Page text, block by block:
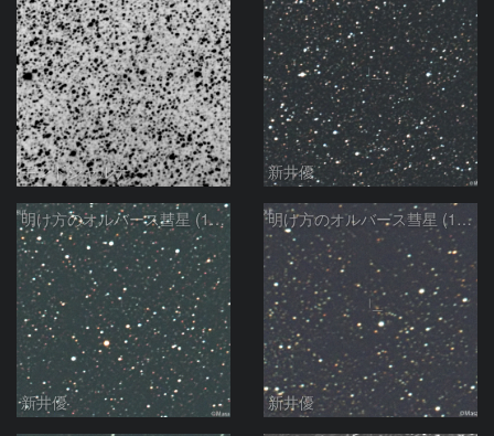
モンドシャルナ 新井優
明け方のオルバース彗星 (13P)：2025/02/25
新井優
明け方のオルバース彗星 (13P)：2025/02/06
新井優